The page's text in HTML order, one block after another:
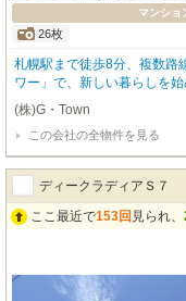
マンショ
26枚
札幌駅まで徒歩8分、複数路
ワー」で、新しい暮らしを
ンション、32階のお部屋で
洋室2部屋というゆとりの間
チンは3口コンロで、お料理
タ付インターホン、防犯カ
ミ出し可など、忙しい毎日
ーズインクローゼット、全
1分のコンビニをはじめ、シ
(株)G・Town
この会社の全物件を見る
ディークラディアＳ７
ここ最近で153回 見られ、